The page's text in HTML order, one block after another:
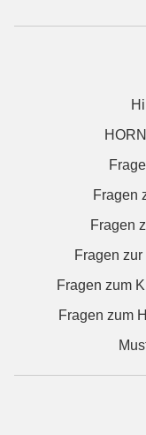
Fragen
Fragen
Fragen
Fragen zum
Fragen zum